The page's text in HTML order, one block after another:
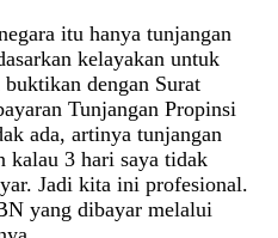
itu hanya tunjangan
kelayakan untuk
dengan Surat
Tunjangan Propinsi
ada, artinya tunjangan
kalau 3 hari saya tidak
Jadi kita ini profesional.
yang dibayar melalui